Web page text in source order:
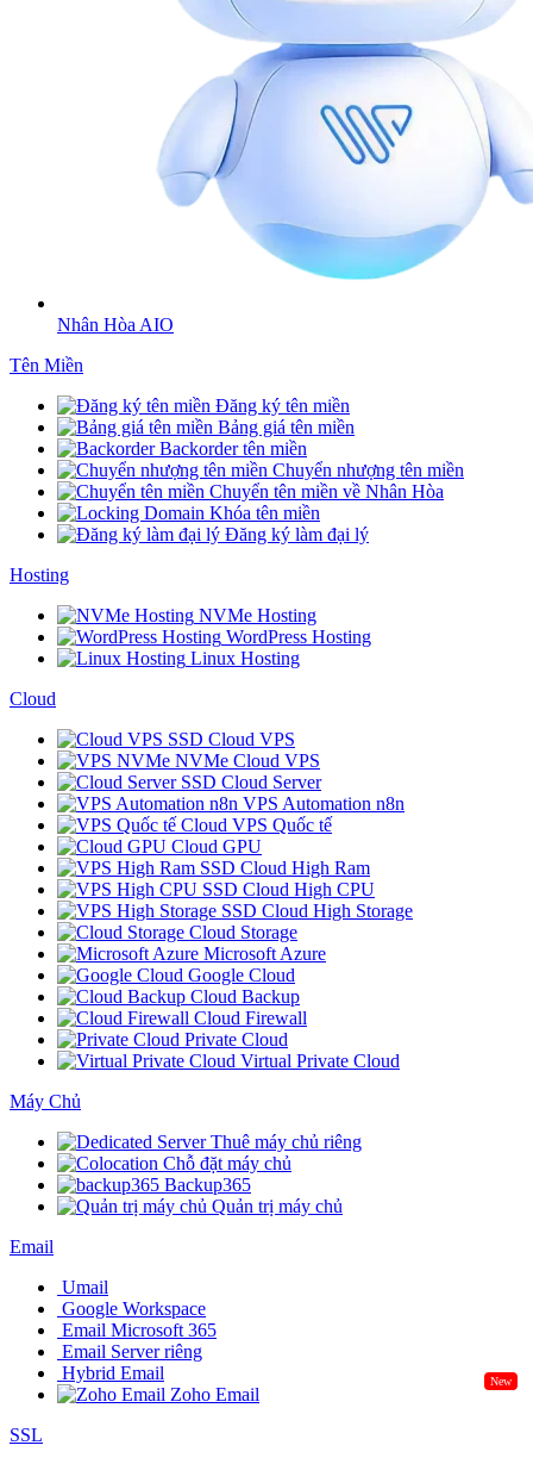
Nhân Hòa AIO
Tên Miền
Đăng ký tên miền
Bảng giá tên miền
Backorder tên miền
Chuyển nhượng tên miền
Chuyển tên miền về Nhân Hòa
Khóa tên miền
Đăng ký làm đại lý
Hosting
NVMe Hosting
WordPress Hosting
Linux Hosting
Cloud
SSD Cloud VPS
NVMe Cloud VPS
SSD Cloud Server
VPS Automation n8n
Cloud VPS Quốc tế
Cloud GPU
SSD Cloud High Ram
SSD Cloud High CPU
SSD Cloud High Storage
Cloud Storage
Microsoft Azure
Google Cloud
Cloud Backup
Cloud Firewall
Private Cloud
Virtual Private Cloud
Máy Chủ
Thuê máy chủ riêng
Chỗ đặt máy chủ
Backup365
Quản trị máy chủ
Email
Umail
Google Workspace
Email Microsoft 365
Email Server riêng
Hybrid Email
New
Zoho Email
SSL